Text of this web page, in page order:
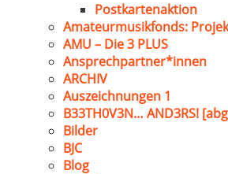
Postkartenaktion
Amateurmusikfonds:
AMU – Die 3 PLUS
Ansprechpartner*innen
ARCHIV
Auszeichnungen 1
B33TH0V3N… AND3RS!
Bilder
BJC
Blog